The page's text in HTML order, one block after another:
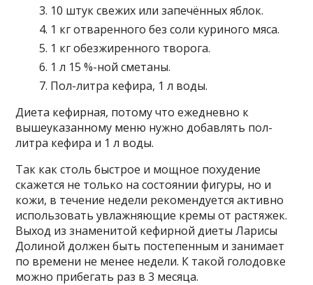
10 штук свежих или запечённых яблок.
1 кг отваренного без соли куриного мяса.
1 кг обезжиренного творога.
1 л 15 %-ной сметаны.
Пол-литра кефира, 1 л воды.
Диета кефирная, потому что ежедневно к
вышеуказанному меню нужно добавлять пол-
литра кефира и 1 л воды.
Так как столь быстрое и мощное похудение
скажется не только на состоянии фигуры, но и
кожи, в течение недели рекомендуется активно
использовать увлажняющие кремы от растяжек.
Выход из знаменитой кефирной диеты Ларисы
Долиной должен быть постепенным и занимает
по времени не менее недели. К такой голодовке
можно прибегать раз в 3 месяца.